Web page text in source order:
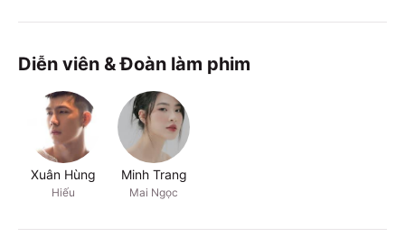
Diễn viên & Đoàn làm phim
Xuân Hùng
Hiếu
Minh Trang
Mai Ngọc